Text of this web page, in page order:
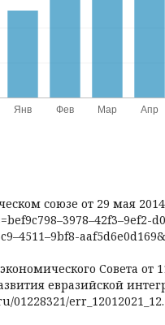
союзе от 29 мая
Совета от
евразийской
err_12012021_12.